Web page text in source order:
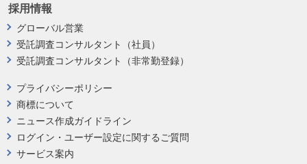
プライバシーポリシー
商標について
ニュース作成ガイドライン
ログイン・ユーザー設定に関するご質問
サービス案内
採用情報
グローバル営業
受託調査コンサルタント（社員）
受託調査コンサルタント（非常勤登録）